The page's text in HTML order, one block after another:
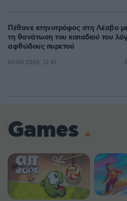
Πέθανε κτηνοτρόφος στη Λέσβο
τη θανάτωση του κοπαδιού του
αφθώδους πυρετού
09.08.2026, 12:47
Games